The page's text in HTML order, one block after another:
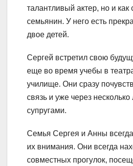
талантливый актер, но и как
семьянин. У него есть
двое детей.
Сергей встретил свою
еще во время учебы в
училище. Они сразу
связь и уже через несколько
супругами.
Семья Сергея и Анны
их внимания. Они всегда
совместных прогулок,